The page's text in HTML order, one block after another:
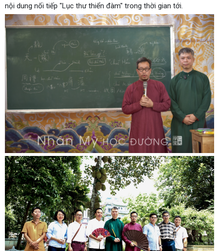
nội dung nối tiếp "Lục thư thiển đàm" trong thời gian tới.